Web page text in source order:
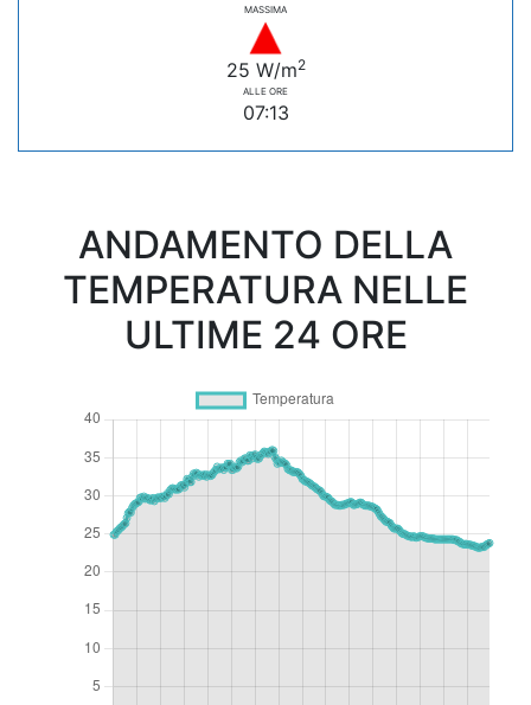
MASSIMA
25 W/m2
ALLE ORE
07:13
ANDAMENTO DELLA
TEMPERATURA NELLE
ULTIME 24 ORE